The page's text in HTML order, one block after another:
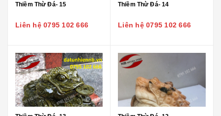
Thiềm Thừ Đá- 15
Liên hệ 0795 102 666
Thiềm Thừ Đá- 14
Liên hệ 0795 102 666